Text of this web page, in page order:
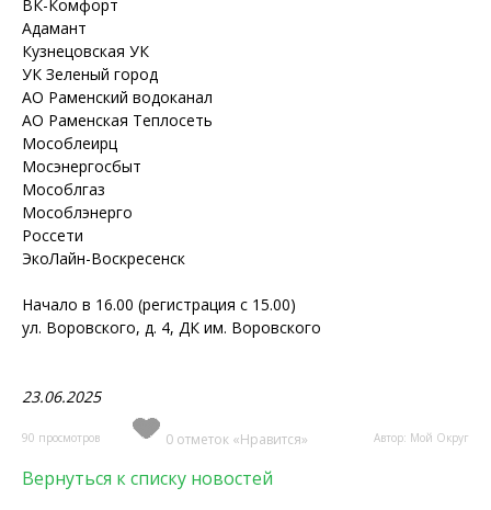
ВК-Комфорт
Адамант
Кузнецовская УК
УК Зеленый город
АО Раменский водоканал
АО Раменская Теплосеть
Мособлеирц
Мосэнергосбыт
Мособлгаз
Мособлэнерго
Россети
ЭкоЛайн-Воскресенск
Начало в 16.00 (регистрация с 15.00)
ул. Воровского, д. 4, ДК им. Воровского
23.06.2025
90 просмотров 0 отметок «Нравится» Автор: Мой Округ
Вернуться к списку новостей